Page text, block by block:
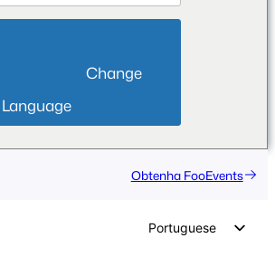
Language
Obtenha FooEvents
Portuguese